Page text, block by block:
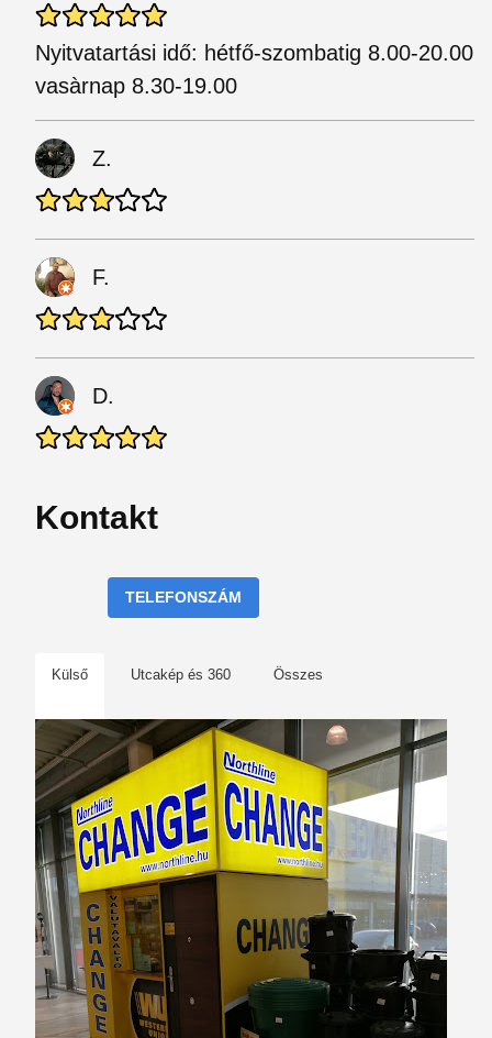
Nyitvatartási idő: hétfő-szombatig 8.00-20.00
vasàrnap 8.30-19.00
Z.
F.
D.
Kontakt
TELEFONSZÁM
Külső Utcakép és 360 Összes